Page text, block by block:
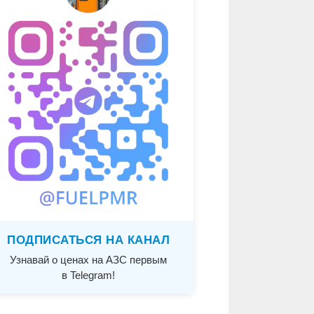
ПОДПИСАТЬСЯ НА КАНАЛ
Узнавай о ценах на АЗС первым
в Telegram!